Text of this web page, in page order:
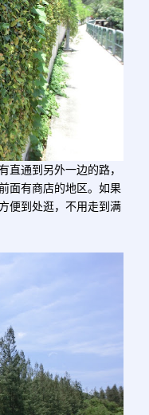
直通到另外一边的路，
面有商店的地区。如果
便到处逛，不用走到满